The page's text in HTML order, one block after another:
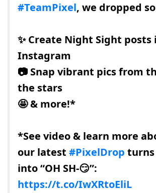
#TeamPixel, we dropped
✨ Create Night Sight posts
Instagram
📷 Snap vibrant pics from
the stars
🤩 & more!*
*See video & learn more
our latest #PixelDrop turns
into “OH SH-😏”:
https://t.co/IwXRtoEliL